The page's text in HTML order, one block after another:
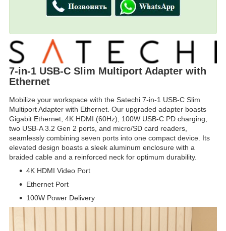
7-in-1 USB-C Slim Multiport Adapter with
Ethernet
Mobilize your workspace with the Satechi 7-in-1 USB-C Slim
Multiport Adapter with Ethernet. Our upgraded adapter boasts
Gigabit Ethernet, 4K HDMI (60Hz), 100W USB-C PD charging,
two USB-A 3.2 Gen 2 ports, and micro/SD card readers,
seamlessly combining seven ports into one compact device. Its
elevated design boasts a sleek aluminum enclosure with a
braided cable and a reinforced neck for optimum durability.
4K HDMI Video Port
Ethernet Port
100W Power Delivery